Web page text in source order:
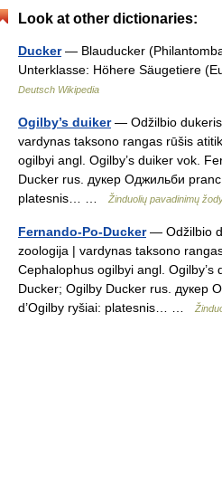
Look at other dictionaries:
Ducker— Blauducker
Unterklasse: Höhere Säugetiere
Deutsch Wikipedia
Ogilby’s duiker— Odžilbio dukeris
vardynas taksono rangas rūšis
ogilbyi angl. Ogilby’s duiker vok.
Ducker rus. дукер Оджильби
platesnis… …
Žinduolių pavadinimų
Fernando-Po-Ducker— Odžilbio
zoologija | vardynas taksono
Cephalophus ogilbyi angl. Ogilby’s
Ducker; Ogilby Ducker rus. дукер
d’Ogilby ryšiai: platesnis… …